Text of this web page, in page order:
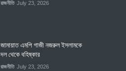
রাজনীতি July 23, 2026
জামায়াত এমপি গাজী নজরুল ইসলামকে
দল থেকে বহিষ্কার
রাজনীতি July 23, 2026